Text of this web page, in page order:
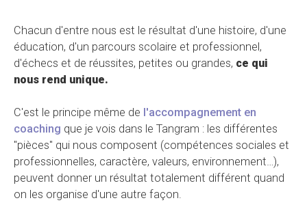
Chacun d'entre nous est le résultat d'une histoire, d'une
éducation, d'un parcours scolaire et professionnel,
d'échecs et de réussites, petites ou grandes, ce qui
nous rend unique.
C'est le principe même de l'accompagnement en
coaching que je vois dans le Tangram : les différentes
"pièces" qui nous composent (compétences sociales et
professionnelles, caractère, valeurs, environnement…),
peuvent donner un résultat totalement différent quand
on les organise d'une autre façon.